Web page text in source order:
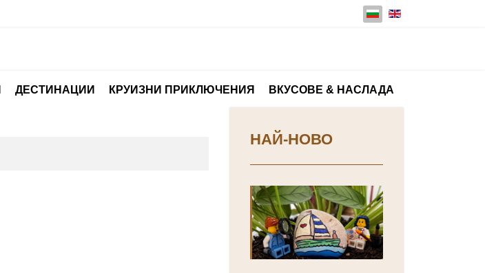
Изберете език
ДЕСТИНАЦИИ КРУИЗНИ ПРИКЛЮЧЕНИЯ ВКУСОВЕ & НАСЛАДА
НАЙ-НОВО